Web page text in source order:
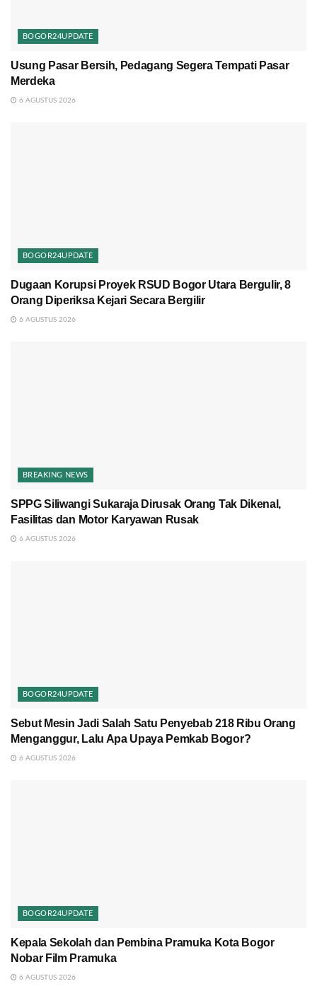
BOGOR24UPDATE
Usung Pasar Bersih, Pedagang Segera Tempati Pasar
Merdeka
6 AGUSTUS 2026
BOGOR24UPDATE
Dugaan Korupsi Proyek RSUD Bogor Utara Bergulir, 8
Orang Diperiksa Kejari Secara Bergilir
6 AGUSTUS 2026
BREAKING NEWS
SPPG Siliwangi Sukaraja Dirusak Orang Tak Dikenal,
Fasilitas dan Motor Karyawan Rusak
6 AGUSTUS 2026
BOGOR24UPDATE
Sebut Mesin Jadi Salah Satu Penyebab 218 Ribu Orang
Menganggur, Lalu Apa Upaya Pemkab Bogor?
6 AGUSTUS 2026
BOGOR24UPDATE
Kepala Sekolah dan Pembina Pramuka Kota Bogor
Nobar Film Pramuka
6 AGUSTUS 2026